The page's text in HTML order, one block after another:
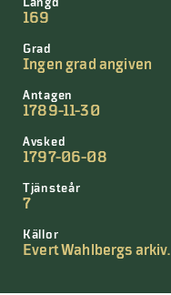
169
Grad
Ingen grad angiven
Antagen
1789-11-30
Avsked
1797-06-08
Tjänsteår
7
Källor
Evert Wahlbergs arkiv.